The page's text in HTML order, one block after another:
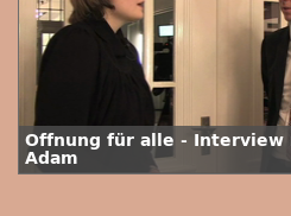
Öffnung für alle - Interview
Adam